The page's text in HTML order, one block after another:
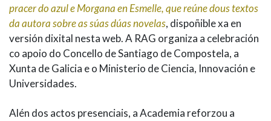
pracer do azul e Morgana en Esmelle, que reúne dous textos
da autora sobre as súas dúas novelas, dispoñible xa en
versión dixital nesta web. A RAG organiza a celebración
co apoio do Concello de Santiago de Compostela, a
Xunta de Galicia e o Ministerio de Ciencia, Innovación e
Universidades.
Alén dos actos presenciais, a Academia reforzou a